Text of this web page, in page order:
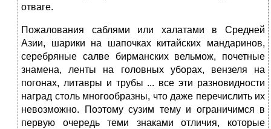
отваге.
Пожалования саблями или халатами в Средней
Азии, шарики на шапочках китайских мандаринов,
серебряные салве бирманских вельмож, почетные
знамена, ленты на головных уборах, вензеля на
погонах, литавры и трубы ... все эти разновидности
наград столь многообразны, что даже перечислить их
невозможно. Поэтому сузим тему и ограничимся в
первую очередь теми знаками отличия, которые